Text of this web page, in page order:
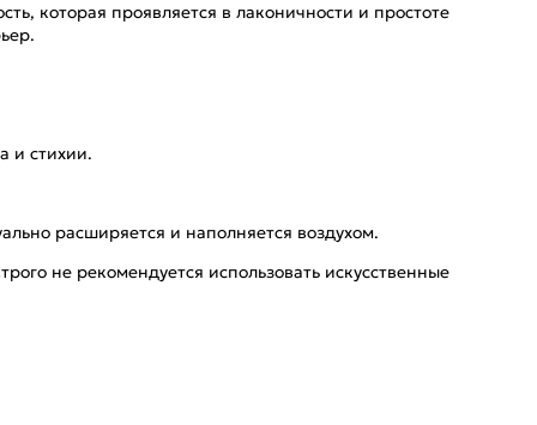
которая проявляется в лаконичности и простоте
и стихии.
расширяется и наполняется воздухом.
не рекомендуется использовать искусственные